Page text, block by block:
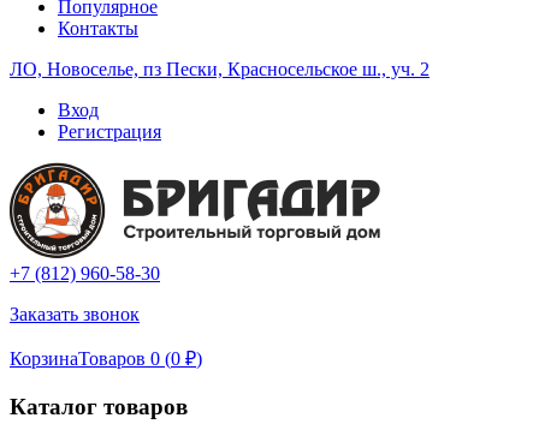
Популярное
Контакты
ЛО, Новоселье, пз Пески, Красносельское ш., уч. 2
Вход
Регистрация
+7 (812) 960-58-30
Заказать звонок
КорзинаТоваров 0 (0 ₽)
Каталог товаров